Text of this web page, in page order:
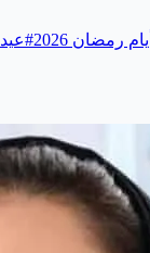
رمضان 2026 #